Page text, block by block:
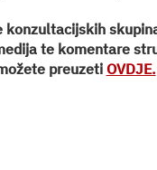
te komentare
preuzeti OVDJE.